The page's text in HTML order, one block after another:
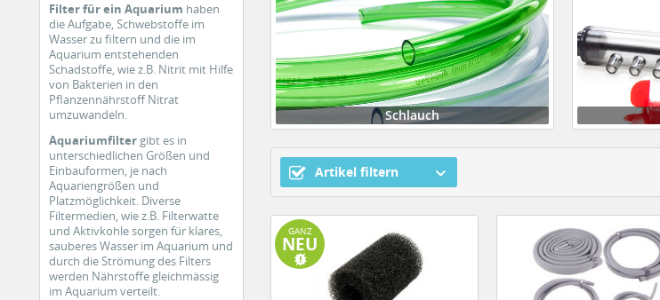
Filter für ein Aquarium haben
die Aufgabe, Schwebstoffe im
Wasser zu filtern und die im
Aquarium entstehenden
Schadstoffe, wie z.B. Nitrit mit Hilfe
von Bakterien in den
Pflanzennährstoff Nitrat
umzuwandeln.
Aquariumfilter gibt es in
unterschiedlichen Größen und
Einbauformen, je nach
Aquariengrößen und
Platzmöglichkeit. Diverse
Filtermedien, wie z.B. Filterwatte
und Aktivkohle sorgen für klares,
sauberes Wasser im Aquarium und
durch die Strömung des Filters
werden Nährstoffe gleichmässig
im Aquarium verteilt.
Schlauch
Artikel filtern
GANZ
NEU